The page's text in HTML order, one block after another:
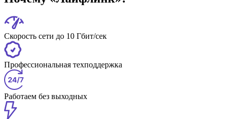
Скорость сети до 10 Гбит/сек
Профессиональная техподдержка
Работаем без выходных